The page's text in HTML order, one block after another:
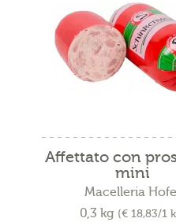
Affettato con
mini
Macelleria
0,3 kg (€ 18,83/1